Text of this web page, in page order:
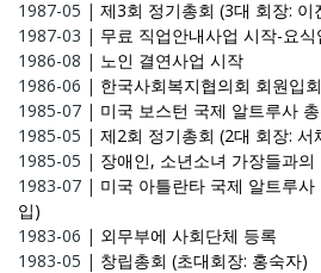
1987-05 | 제3회 정기총회 (3대 회장: 이
1987-03 | 무료 직업안내사업 시작-요식
1986-08 | 노인 결연사업 시작
1986-06 | 한국사회복지협의회 회원입회
1985-07 | 미국 보스턴 국제 알트루사
1985-05 | 제2회 정기총회 (2대 회장: 서
1985-05 | 장애인, 소년소녀 가장들과
1983-07 | 미국 아틀란타 국제 알트루
입)
1983-06 | 외무부에 사회단체 등록
1983-05 | 창립총회 (초대회장: 홍숙자)